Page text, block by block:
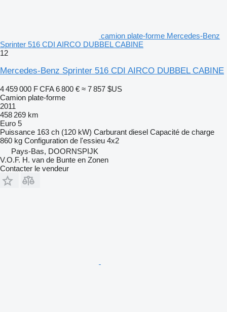
camion plate-forme Mercedes-Benz
Sprinter 516 CDI AIRCO DUBBEL CABINE
12
Mercedes-Benz Sprinter 516 CDI AIRCO DUBBEL CABINE
4 459 000 F CFA 6 800 € ≈ 7 857 $US
Camion plate-forme
2011
458 269 km
Euro 5
Puissance 163 ch (120 kW) Carburant diesel Capacité de charge
860 kg Configuration de l'essieu 4x2
Pays-Bas, DOORNSPIJK
V.O.F. H. van de Bunte en Zonen
Contacter le vendeur